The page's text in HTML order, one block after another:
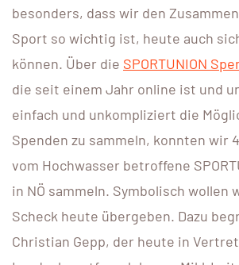
besonders, dass wir den
Sport so wichtig ist, heute auch
können. Über die SPORTUNION
die seit einem Jahr online ist und
einfach und unkompliziert die
Spenden zu sammeln, konnten wir
vom Hochwasser betroffene
in NÖ sammeln. Symbolisch wollen
Scheck heute übergeben. Dazu
Christian Gepp, der heute in